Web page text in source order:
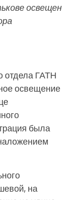
освещен
отдела ГАТН
освещение
была
на